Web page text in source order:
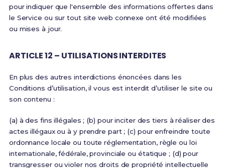
pour indiquer que l'ensemble des informations offertes dans
le Service ou sur tout site web connexe ont été modifiées
ou mises à jour.
ARTICLE 12 – UTILISATIONS INTERDITES
En plus des autres interdictions énoncées dans les
Conditions d’utilisation, il vous est interdit d’utiliser le site ou
son contenu :
(a) à des fins illégales ; (b) pour inciter des tiers à réaliser des
actes illégaux ou à y prendre part ; (c) pour enfreindre toute
ordonnance locale ou toute réglementation, règle ou loi
internationale, fédérale, provinciale ou étatique ; (d) pour
transgresser ou violer nos droits de propriété intellectuelle